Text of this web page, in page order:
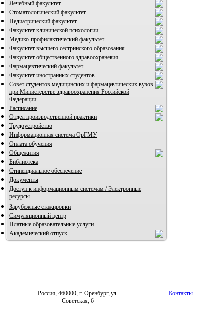
Лечебный факультет
Стоматологический факультет
Педиатрический факультет
Факультет клинической психологии
Медико-профилактический факультет
Факультет высшего сестринского образования
Факультет общественного здравоохранения
Фармацевтический факультет
Факультет иностранных студентов
Совет студентов медицинских и фармацевтических вузов
при Министерстве здравоохранения Российской
Федерации
Расписание
Отдел производственной практики
Трудоустройство
Информационная система ОрГМУ
Оплата обучения
Общежития
Библиотека
Стипендиальное обеспечение
Документы
Доступ к информационным системам / Электронные
ресурсы
Зарубежные стажировки
Симуляционный центр
Платные образовательные услуги
Академический отпуск
Россия, 460000, г. Оренбург, ул.
Советская, 6
Контакты